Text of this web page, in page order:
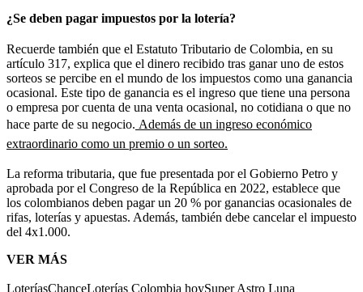
¿Se deben pagar impuestos por la lotería?
Recuerde también que el Estatuto Tributario de Colombia, en su
artículo 317, explica que el dinero recibido tras ganar uno de estos
sorteos se percibe en el mundo de los impuestos como una ganancia
ocasional. Este tipo de ganancia es el ingreso que tiene una persona
o empresa por cuenta de una venta ocasional, no cotidiana o que no
hace parte de su negocio. Además de un ingreso económico
extraordinario como un premio o un sorteo.
La reforma tributaria, que fue presentada por el Gobierno Petro y
aprobada por el Congreso de la República en 2022, establece que
los colombianos deben pagar un 20 % por ganancias ocasionales de
rifas, loterías y apuestas. Además, también debe cancelar el impuesto
del 4x1.000.
VER MÁS
LoteríasChanceLoterías Colombia hoySuper Astro Luna